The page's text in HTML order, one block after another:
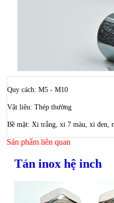
Quy cách: M5 - M10
Vật liệu: Thép thường
Bề mặt: Xi trắng, xi 7 màu, xi đen,
Sản phẩm liên quan
Tán inox hệ inch